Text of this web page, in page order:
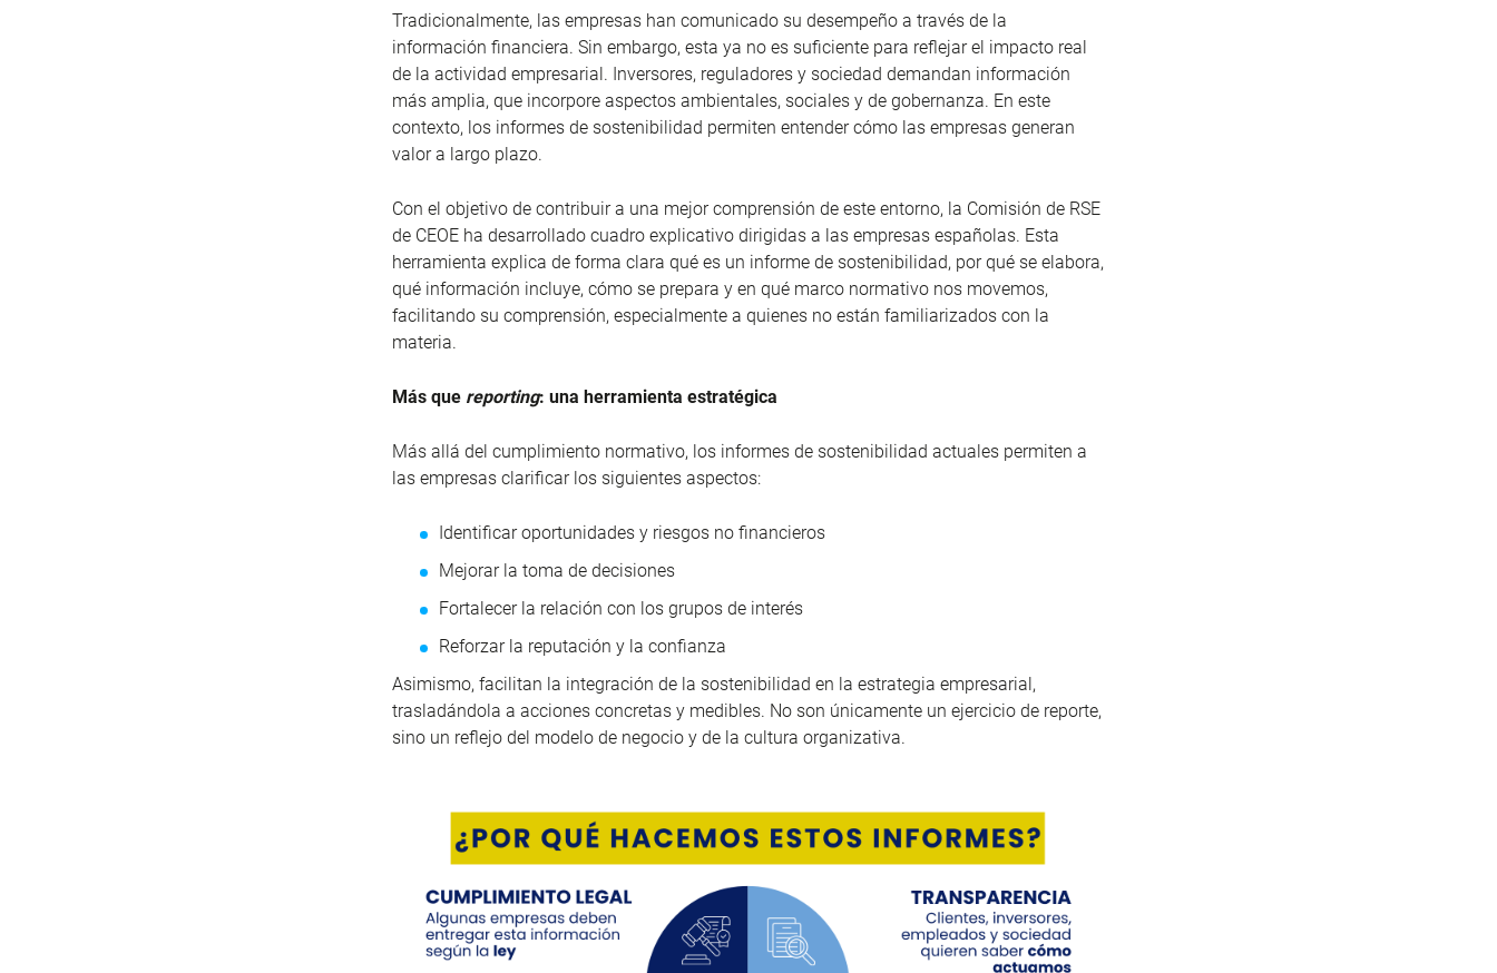
Tradicionalmente, las empresas han comunicado su desempeño a través de la
información financiera. Sin embargo, esta ya no es suficiente para reflejar el impacto real
de la actividad empresarial. Inversores, reguladores y sociedad demandan información
más amplia, que incorpore aspectos ambientales, sociales y de gobernanza. En este
contexto, los informes de sostenibilidad permiten entender cómo las empresas generan
valor a largo plazo.
Con el objetivo de contribuir a una mejor comprensión de este entorno, la Comisión de RSE
de CEOE ha desarrollado cuadro explicativo dirigidas a las empresas españolas. Esta
herramienta explica de forma clara qué es un informe de sostenibilidad, por qué se elabora,
qué información incluye, cómo se prepara y en qué marco normativo nos movemos,
facilitando su comprensión, especialmente a quienes no están familiarizados con la
materia.
Más que reporting: una herramienta estratégica
Más allá del cumplimiento normativo, los informes de sostenibilidad actuales permiten a
las empresas clarificar los siguientes aspectos:
Identificar oportunidades y riesgos no financieros
Mejorar la toma de decisiones
Fortalecer la relación con los grupos de interés
Reforzar la reputación y la confianza
Asimismo, facilitan la integración de la sostenibilidad en la estrategia empresarial,
trasladándola a acciones concretas y medibles. No son únicamente un ejercicio de reporte,
sino un reflejo del modelo de negocio y de la cultura organizativa.